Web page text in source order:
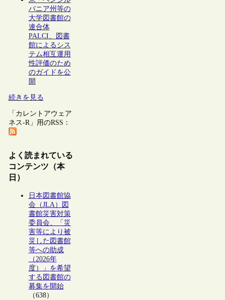
バニア州等の
大学図書館の
連合体
PALCI、図書
館によるシス
テム相互運用
性評価のため
のガイドを公
開
続きを見る
「カレントアウェア
ネス-R」用のRSS：
よく読まれている
コンテンツ（本
日）
日本図書館協
会（JLA）図
書館災害対策
委員会、「災
害等により被
災した図書館
等への助成
（2026年
度）」を希望
する図書館の
募集を開始
（638）